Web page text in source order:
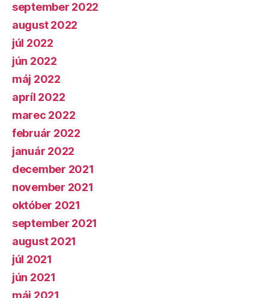
september 2022
august 2022
júl 2022
jún 2022
máj 2022
apríl 2022
marec 2022
február 2022
január 2022
december 2021
november 2021
október 2021
september 2021
august 2021
júl 2021
jún 2021
máj 2021